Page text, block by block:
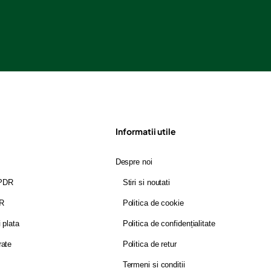
plata
Informatii utile
Despre noi
Stiri si noutati
Politica de cookie
Politica de confidențialitate
Politica de retur
Termeni si conditii